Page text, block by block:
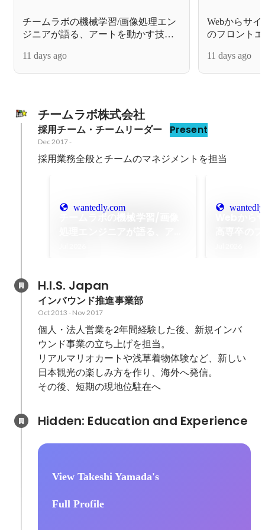
チームラボの機械学習/画像処理エン
ジニアが語る、アートを動かす技術
11 days ago
Webからサ
のフロント
ェクト
11 days ago
チームラボ株式会社
採用チーム・チームリーダー Present
Dec 2017-
採用業務全般とチームのマネジメントを担当
wantedly.com
H.I.S. Japan
インバウンド推進事業部
Oct 2013 - Nov 2017
個人・法人営業を2年間経験した後、新規インバ
ウンド事業の立ち上げを担当。
リアルマリオカートや浅草着物体験など、新しい
日本観光の楽しみ方を作り、海外へ発信。
その後、短期の現地位駐在へ
View Takeshi Yamada's
Full Profile